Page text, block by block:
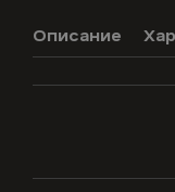
Описание